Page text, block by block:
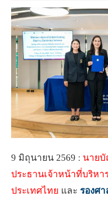
9 มิถุนายน 2569 : นาย
ประธานเจ้าหน้าที่บริหา
ประเทศไทย และ รองศ